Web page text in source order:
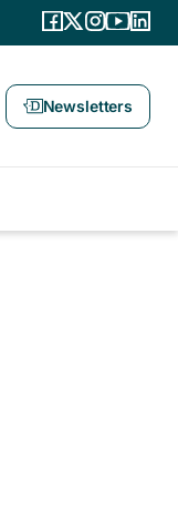
Newsletters